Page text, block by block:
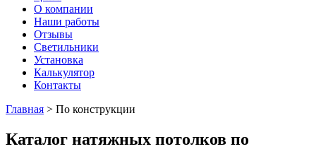
О компании
Наши работы
Отзывы
Светильники
Установка
Калькулятор
Контакты
Главная > По конструкции
Каталог натяжных потолков по